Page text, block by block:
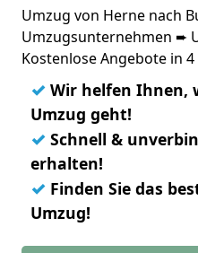
Umzug von Herne nach
Umzugsunternehmen ➨
Kostenlose Angebote in 4
✓ Wir helfen Ihnen,
Umzug geht!
✓ Schnell &
erhalten!
✓ Finden Sie das
Umzug!